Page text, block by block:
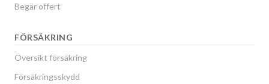
Begär offert
FÖRSÄKRING
Översikt försäkring
Försäkringsskydd